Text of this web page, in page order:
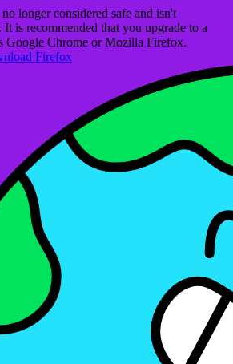
longer considered safe and isn't
is recommended that you upgrade to a
Google Chrome or Mozilla Firefox.
Firefox